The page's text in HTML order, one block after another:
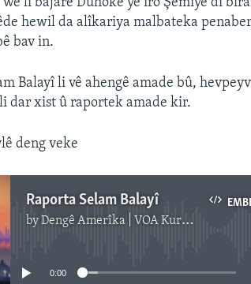
hewil da alîkariya malbateka
bav in.
Balayî li vê ahengê amade bû,
dar xist û raportek amade kir.
deng veke
Raporta Selam Balayî
byDengê Amerîka | VOA Kurmanji
source currently available
0:00